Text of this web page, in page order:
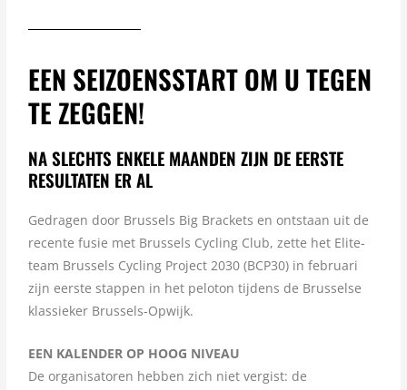
EEN SEIZOENSSTART OM U TEGEN
TE ZEGGEN!
NA SLECHTS ENKELE MAANDEN ZIJN DE EERSTE
RESULTATEN ER AL
Gedragen door Brussels Big Brackets en ontstaan uit de
recente fusie met Brussels Cycling Club, zette het Elite-
team Brussels Cycling Project 2030 (BCP30) in februari
zijn eerste stappen in het peloton tijdens de Brusselse
klassieker Brussels-Opwijk.
EEN KALENDER OP HOOG NIVEAU
De organisatoren hebben zich niet vergist: de